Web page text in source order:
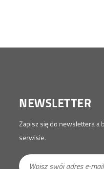
NEWSLETTER
Zapisz się do newslettera a
serwisie.